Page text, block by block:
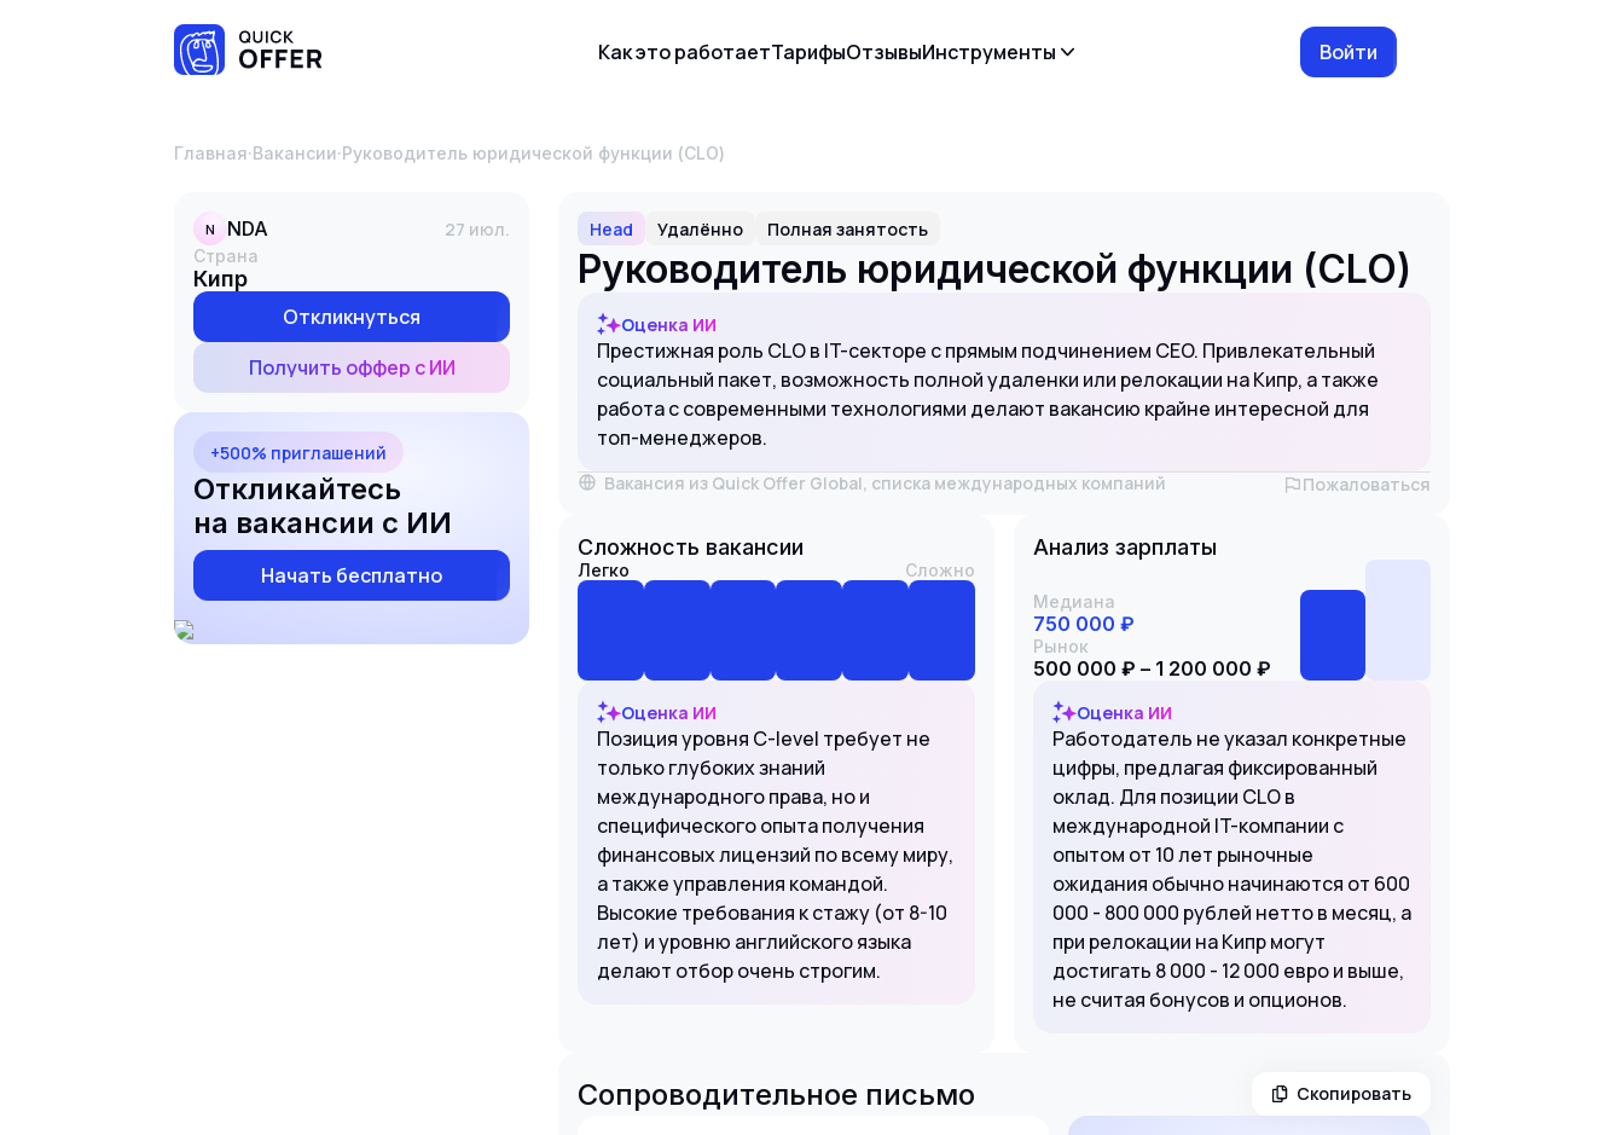
Как это работаетТарифыОтзывыИнструменты Войти
Главная·Вакансии· Руководитель юридической функции (CLO)
N NDA 27 июл.
Страна
Кипр
Откликнуться
Получить оффер с ИИ
+500% приглашений
Откликайтесь
на вакансии с ИИ
Начать бесплатно
Head Удалённо Полная занятость
Руководитель юридической функции (CLO)
Оценка ИИ
Престижная роль CLO в IT-секторе с прямым подчинением CEO. Привлекательный
социальный пакет, возможность полной удаленки или релокации на Кипр, а также
работа с современными технологиями делают вакансию крайне интересной для
топ-менеджеров.
Вакансия из Quick Offer Global, списка международных компаний Пожаловаться
Сложность вакансии
Легко Сложно
Оценка ИИ
Позиция уровня C-level требует не
только глубоких знаний
международного права, но и
специфического опыта получения
финансовых лицензий по всему миру,
а также управления командой.
Высокие требования к стажу (от 8-10
лет) и уровню английского языка
делают отбор очень строгим.
Анализ зарплаты
Медиана
750 000 ₽
Рынок
500 000 ₽ – 1 200 000 ₽
Оценка ИИ
Работодатель не указал конкретные
цифры, предлагая фиксированный
оклад. Для позиции CLO в
международной IT-компании с
опытом от 10 лет рыночные
ожидания обычно начинаются от 600
000 - 800 000 рублей нетто в месяц, а
при релокации на Кипр могут
достигать 8 000 - 12 000 евро и выше,
не считая бонусов и опционов.
Сопроводительное письмо Скопировать